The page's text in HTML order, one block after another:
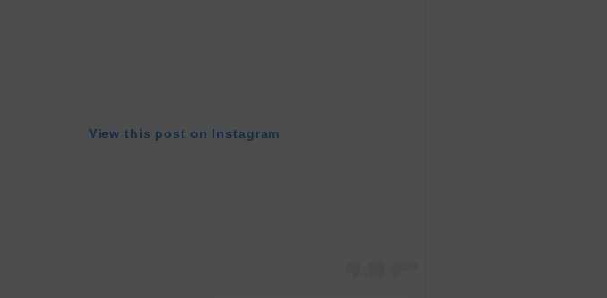
View this post on Instagram